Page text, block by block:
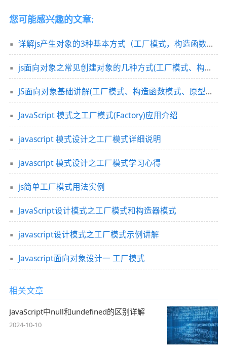
您可能感兴趣的文章:
详解js产生对象的3种基本方式（工厂模式，构造函数模式，原型模式）
js面向对象之常见创建对象的几种方式(工厂模式、构造函数模式、原型模式)
JS面向对象基础讲解(工厂模式、构造函数模式、原型模式、混合模式、动态原型模式)
JavaScript 模式之工厂模式(Factory)应用介绍
javascript 模式设计之工厂模式详细说明
javascript 模式设计之工厂模式学习心得
js简单工厂模式用法实例
JavaScript设计模式之工厂模式和构造器模式
javascript设计模式之工厂模式示例讲解
Javascript面向对象设计一 工厂模式
相关文章
JavaScript中null和undefined的区别详解
2024-10-10